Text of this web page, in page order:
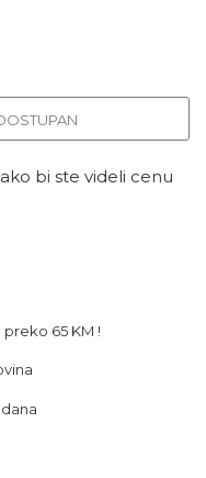
bi ste videli cenu
65 KM !